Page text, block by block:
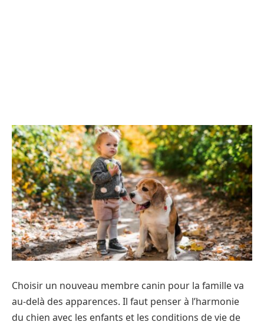
Choisir un nouveau membre canin pour la famille va
au-delà des apparences. Il faut penser à l’harmonie
du chien avec les enfants et les conditions de vie de